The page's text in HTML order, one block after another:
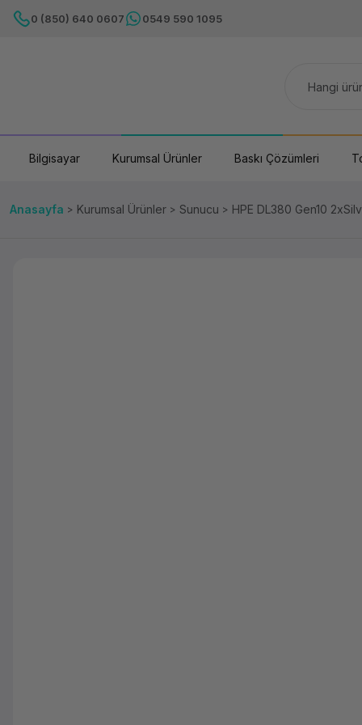
0 (850) 640 0607 0549 590 1095
Bilgisayar Kurumsal Ürünler Baskı Çözümleri
Anasayfa Kurumsal Ürünler Sunucu HPE DL380 Gen10